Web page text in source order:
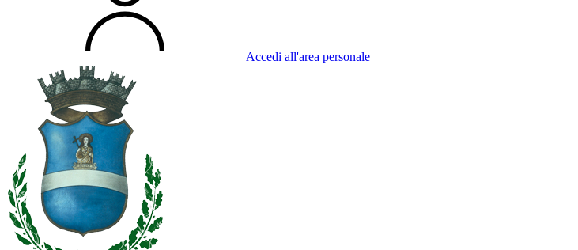
Accedi all'area personale